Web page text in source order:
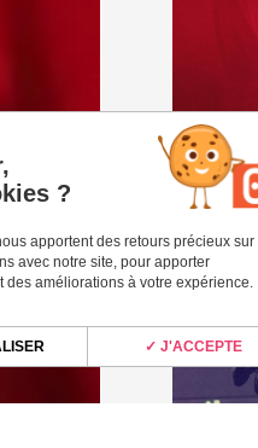
?
apportent des retours précieux sur
avec notre site, pour apporter
des améliorations à votre expérience.
✓ J'ACCEPTE